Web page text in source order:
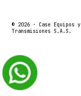
© 2026 · Case Equipos y
Transmisiones S.A.S.